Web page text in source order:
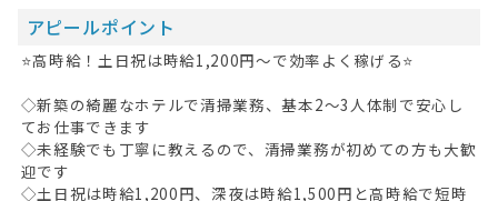
アピールポイント
⭐高時給！土日祝は時給1,200円～で効率よく稼げる⭐
◇新築の綺麗なホテルで清掃業務、基本2～3人体制で安心し
てお仕事できます
◇未経験でも丁寧に教えるので、清掃業務が初めての方も大歓
迎です
◇土日祝は時給1,200円、深夜は時給1,500円と高時給で短時